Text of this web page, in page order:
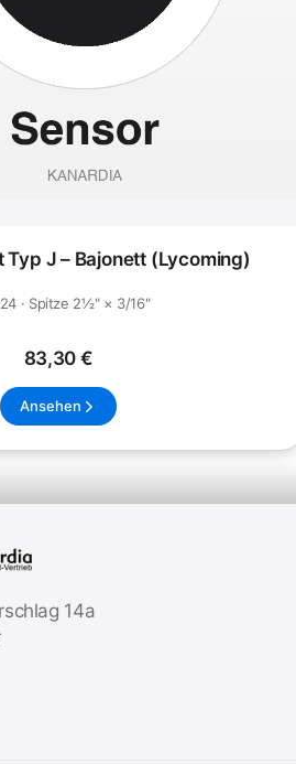
Typ J – Bajonett (Lycoming)
· Spitze 2½" × 3/16"
83,30 €
Ansehen
14a